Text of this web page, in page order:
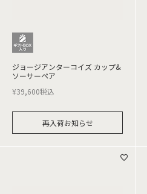
ジョージアンターコイズ カップ&
ソーサーペア
¥39,600税込
再入荷お知らせ